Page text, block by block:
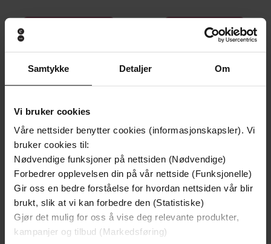
Samtykke Detaljer Om
Vi bruker cookies
Våre nettsider benytter cookies (informasjonskapsler). Vi
bruker cookies til:
Nødvendige funksjoner på nettsiden (Nødvendige)
Forbedrer opplevelsen din på vår nettside (Funksjonelle)
Gir oss en bedre forståelse for hvordan nettsiden vår blir
brukt, slik at vi kan forbedre den (Statistiske)
Gjør det mulig for oss å vise deg relevante produkter,
kampanjer og tilbud (Markedsføring)
199,-
Minnesota
Jo Nesbø
Første gang på tilbud
Utskudd